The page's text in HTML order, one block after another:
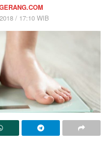
/ 17:10 WIB